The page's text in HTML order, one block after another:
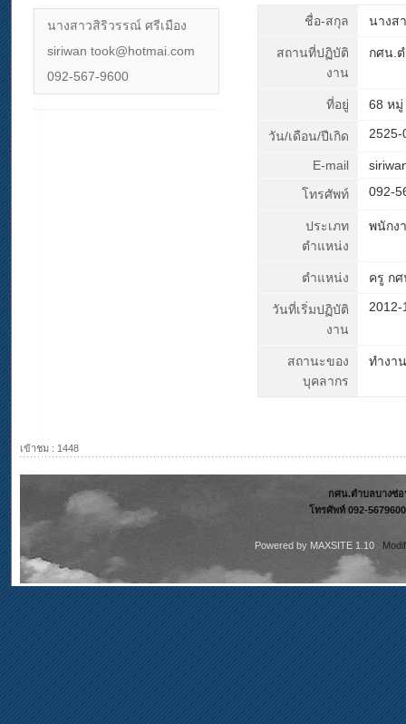
นางสาวสิริวรรณ์ ศรีเมือง
siriwan took@hotmai.com
092-567-9600
ชื่อ-สกุล นางส
สถานที่ปฏิบัติ
งาน
กศน.
ที่อยู่ 68 หมู่
วัน/เดือน/ปีเกิด 2525-
E-mail
โทรศัพท์
092-
ประเภท
ตำแหน่ง
พนักง
ตำแหน่ง ครู ก
วันที่เริ่มปฏิบัติ
งาน
2012-
สถานะของ
บุคลากร
ทำงาน
เข้าชม : 1448
กศน.ตำบลบางซ่อ
โทรศัพท์ 092-
Powered by MAXSITE 1.10